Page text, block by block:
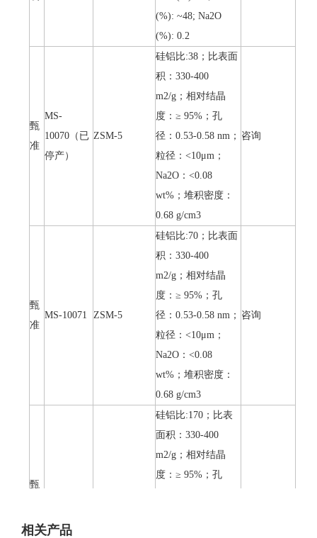
(%): ~48; Na2O
(%): 0.2
甄
准
MS-
10070（已
停产）
ZSM-5
硅铝比:38；比表面
积：330-400
m2/g；相对结晶
度：≥ 95%；孔
径：0.53-0.58 nm；
粒径：<10μm；
Na2O：<0.08
wt%；堆积密度：
0.68 g/cm3
咨询
甄
准
MS-10071 ZSM-5
硅铝比:70；比表面
积：330-400
m2/g；相对结晶
度：≥ 95%；孔
径：0.53-0.58 nm；
粒径：<10μm；
Na2O：<0.08
wt%；堆积密度：
0.68 g/cm3
咨询
甄
硅铝比:170；比表
面积：330-400
m2/g；相对结晶
度：≥ 95%；孔
相关产品